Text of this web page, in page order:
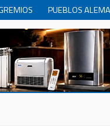
PUEBLOS
INTERNACIONALES